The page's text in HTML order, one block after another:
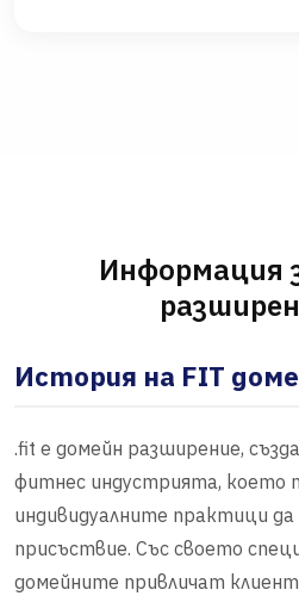
Информация
История на FIT
.fit е домейн разширение,
фитнес индустрията, което
индивидуалните практици да
присъствие. Със своето
домейните привличат